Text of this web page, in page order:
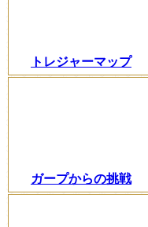
トレジャーマップ
ガープからの挑戦